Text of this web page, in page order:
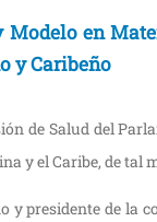
Modelo en
y Caribeño
de Salud del
y el Caribe, de
presidente de la